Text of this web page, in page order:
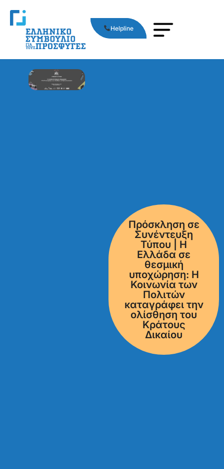
Helpline
Πρόσκληση σε
Συνέντευξη
Τύπου | Η
Ελλάδα σε
θεσμική
υποχώρηση: Η
Κοινωνία των
Πολιτών
καταγράφει την
ολίσθηση του
Κράτους
Δικαίου